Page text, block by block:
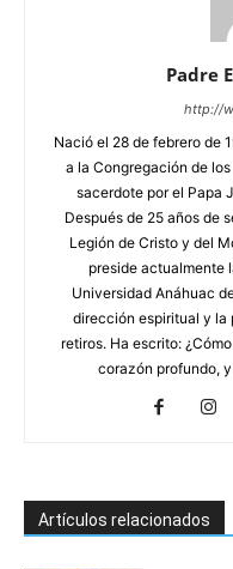
Padre
http://
Nació el 28 de febrero de
a la Congregación de
sacerdote por el Papa
Después de 25 años de
Legión de Cristo y del
preside actualmente
Universidad Anáhuac
dirección espiritual y la
retiros. Ha escrito:
corazón profundo,
Artículos relacionados